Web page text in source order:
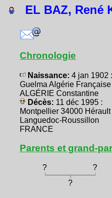
EL BAZ, René
Chronologie
Naissance: 4 jan 1902 :
Guelma Algérie Française
ALGÉRIE Constantine
Décès: 11 déc 1995 :
Montpellier 34000 Hérault
Languedoc-Roussillon
FRANCE
Parents et grand-
? ?
?